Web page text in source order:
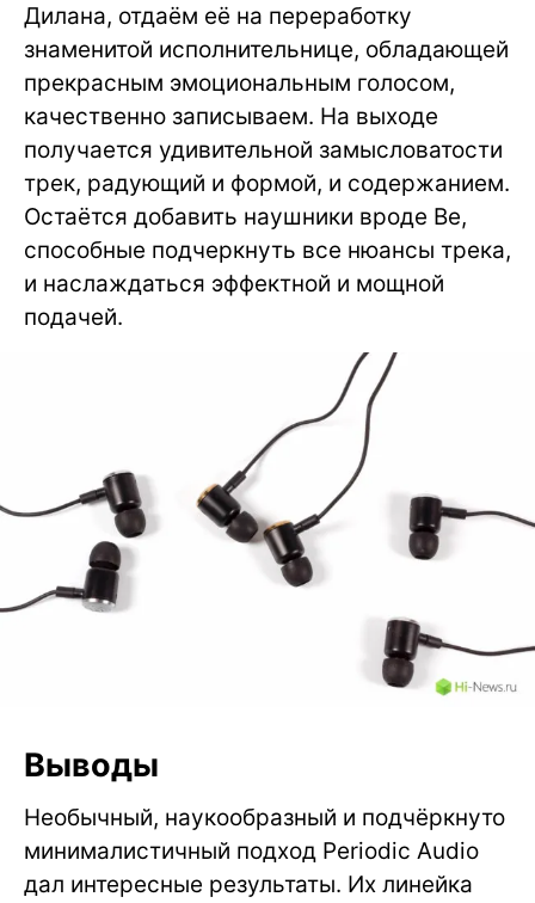
Дилана, отдаём её на переработку
знаменитой исполнительнице, обладающей
прекрасным эмоциональным голосом,
качественно записываем. На выходе
получается удивительной замысловатости
трек, радующий и формой, и содержанием.
Остаётся добавить наушники вроде Be,
способные подчеркнуть все нюансы трека,
и наслаждаться эффектной и мощной
подачей.
Выводы
Необычный, наукообразный и подчёркнуто
минималистичный подход Periodic Audio
дал интересные результаты. Их линейка